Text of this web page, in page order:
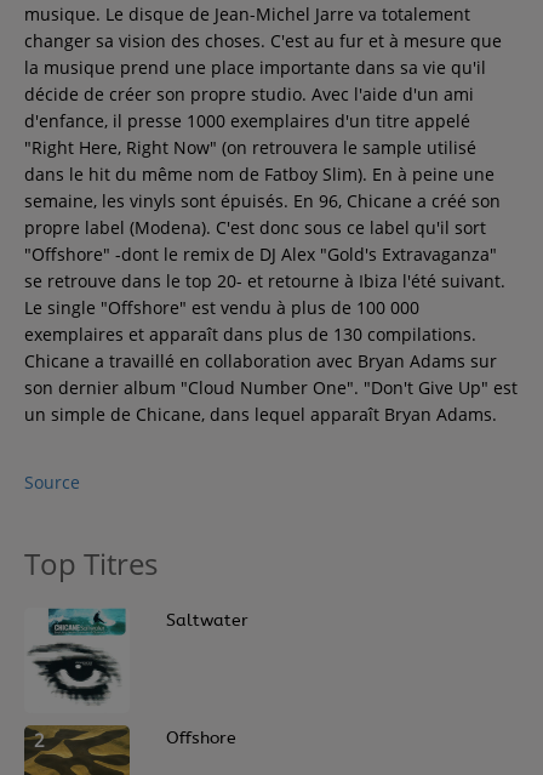
SE CONNECTER
musique. Le disque de Jean-Michel Jarre va totalement
changer sa vision des choses. C'est au fur et à mesure que
la musique prend une place importante dans sa vie qu'il
décide de créer son propre studio. Avec l'aide d'un ami
d'enfance, il presse 1000 exemplaires d'un titre appelé
"Right Here, Right Now" (on retrouvera le sample utilisé
dans le hit du même nom de Fatboy Slim). En à peine une
semaine, les vinyls sont épuisés. En 96, Chicane a créé son
propre label (Modena). C'est donc sous ce label qu'il sort
"Offshore" -dont le remix de DJ Alex "Gold's Extravaganza"
se retrouve dans le top 20- et retourne à Ibiza l'été suivant.
Le single "Offshore" est vendu à plus de 100 000
exemplaires et apparaît dans plus de 130 compilations.
Chicane a travaillé en collaboration avec Bryan Adams sur
son dernier album "Cloud Number One". "Don't Give Up" est
un simple de Chicane, dans lequel apparaît Bryan Adams.
Source
Top Titres
Saltwater
2 Offshore